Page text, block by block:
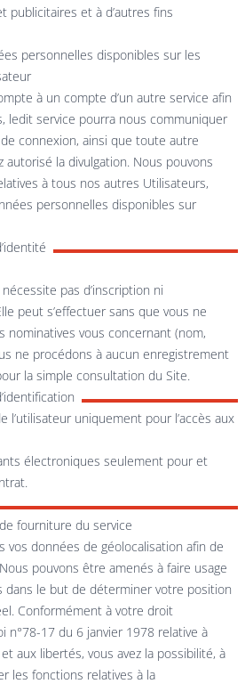
publicitaires et à d’autres fins
personnelles disponibles sur les
à un compte d’un autre service afin
ledit service pourra nous communiquer
connexion, ainsi que toute autre
autorisé la divulgation. Nous pouvons
à tous nos autres Utilisateurs,
personnelles disponibles sur
pas d’inscription ni
peut s’effectuer sans que vous ne
nominatives vous concernant (nom,
ne procédons à aucun enregistrement
la simple consultation du Site.
l’utilisateur uniquement pour l’accès aux
électroniques seulement pour et
fourniture du service
données de géolocalisation afin de
pouvons être amenés à faire usage
dans le but de déterminer votre position
Conformément à votre droit
n°78-17 du 6 janvier 1978 relative à
aux libertés, vous avez la possibilité, à
les fonctions relatives à la